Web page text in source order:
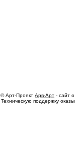
© Арт-Проект Арв-Арт - сайт
Техническую поддержку